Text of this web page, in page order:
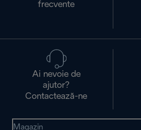
frecvente
Ai nevoie de
ajutor?
Contactează-ne
Magazin